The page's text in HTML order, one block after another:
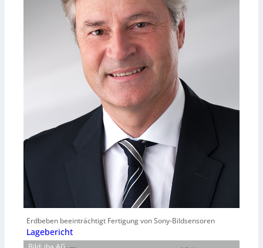
Erdbeben beeinträchtigt Fertigung von Sony-Bildsensoren
Lagebericht